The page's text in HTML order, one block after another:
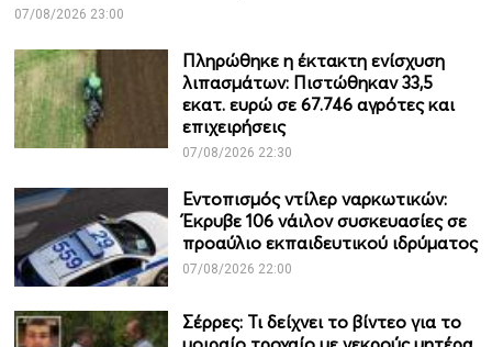
07/08/2026 23:00
Πληρώθηκε η έκτακτη ενίσχυση
λιπασμάτων: Πιστώθηκαν 33,5
εκατ. ευρώ σε 67.746 αγρότες και
επιχειρήσεις
07/08/2026 22:30
Εντοπισμός ντίλερ ναρκωτικών:
Έκρυβε 106 νάιλον συσκευασίες σε
προαύλιο εκπαιδευτικού ιδρύματος
07/08/2026 22:00
Σέρρες: Τι δείχνει το βίντεο για το